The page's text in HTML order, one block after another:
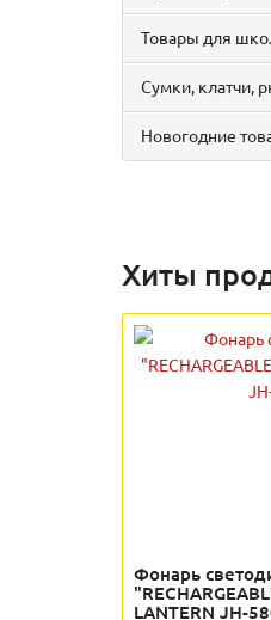
Товары для
Сумки, клатчи,
Новогодние
Хиты
Фонарь
LANTERN JH-